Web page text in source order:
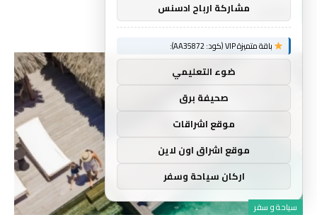
سياحة و سفر
مشاركة ارباح ادسنس
باقة متميزة VIP (كود: AA35872):
ضوء التعليمي
صحيفة برق
موقع اشراقات
موقع اشراق اون لاين
اركان سياحة وسفر